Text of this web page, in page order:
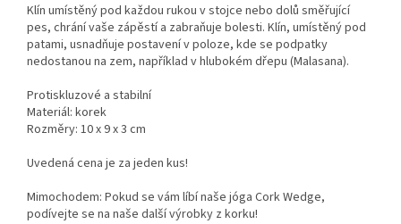
Klín umístěný pod každou rukou v stojce nebo dolů směřující
pes, chrání vaše zápěstí a zabraňuje bolesti. Klín, umístěný pod
patami, usnadňuje postavení v poloze, kde se podpatky
nedostanou na zem, například v hlubokém dřepu (Malasana).
Protiskluzové a stabilní
Materiál: korek
Rozměry: 10 x 9 x 3 cm
Uvedená cena je za jeden kus!
Mimochodem: Pokud se vám líbí naše jóga Cork Wedge,
podívejte se na naše další výrobky z korku!